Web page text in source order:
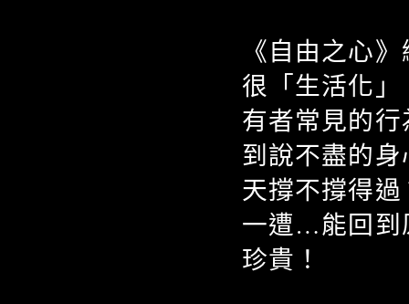
《自由之心
很「生活化
有者常見的
到說不盡的
天撐不撐得
一遭…能回到
珍貴！